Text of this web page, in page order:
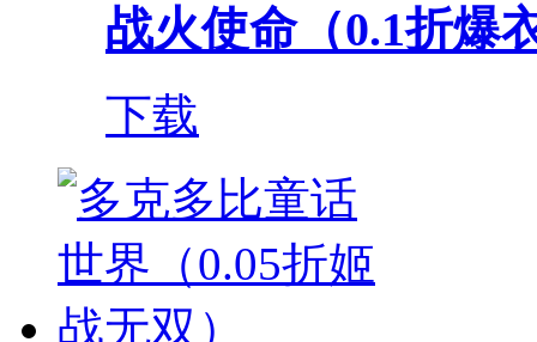
战火使命（0.1折爆
下载